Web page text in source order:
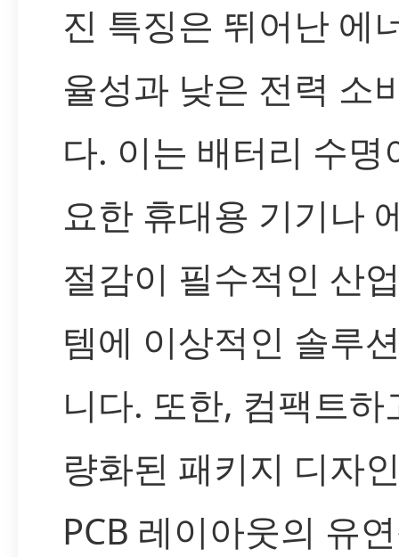
진 특징은 뛰어난 에
율성과 낮은 전력 소
다. 이는 배터리 수명
요한 휴대용 기기나
절감이 필수적인 산
템에 이상적인 솔루
니다. 또한, 컴팩트하
량화된 패키지 디자
PCB 레이아웃의 유